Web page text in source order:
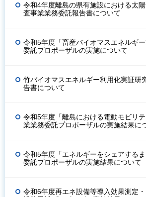
令和4年度離島の県有施設における太
査事業業務委託報告書について
令和5年度「畜産バイオマスエネルギ
委託プロポーザルの実施について
竹バイオマスエネルギー利用化実証研
告書について
令和5年度「離島における電動モビリ
業業務委託プロポーザルの実施結果に
令和5年度「エネルギーをシェアする
委託プロポーザルの実施結果について
令和6年度再エネ設備等導入効果測定